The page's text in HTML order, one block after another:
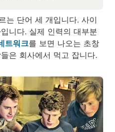
는 단어 세 개입니다. 사이
니다. 실제 인력의 대부분
트워크를 보면 나오는 초창
은 회사에서 먹고 잡니다.